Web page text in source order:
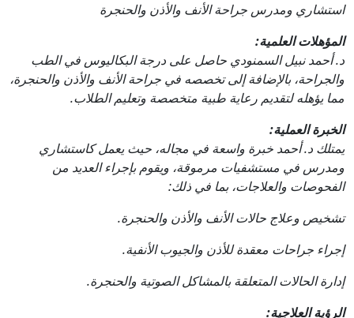
استشاري ومدرس جراحة الأنف والأذن والحنجرة
المؤهلات العلمية:
د. أحمد نبيل السمنودي حاصل على درجة البكاليوس في الطب
والجراحة، بالإضافة إلى تخصصه في جراحة الأنف والأذن والحنجرة،
مما يؤهله لتقديم رعاية طبية متخصصة وتعليم الطلاب.
الخبرة العملية:
يمتلك د. أحمد خبرة واسعة في مجاله، حيث يعمل كاستشاري
ومدرس في مستشفيات مرموقة، ويقوم بإجراء العديد من
الفحوصات والعلاجات، بما في ذلك:
تشخيص وعلاج حالات الأنف والأذن والحنجرة.
إجراء جراحات معقدة للأذن والجيوب الأنفية.
إدارة الحالات المتعلقة بالمشاكل الصوتية والحنجرة.
الرؤية العلاجية: